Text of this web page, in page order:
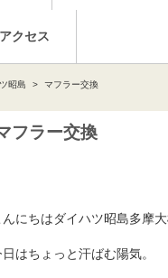
アクセス
昭島 マフラー交換
フラー交換
んにちはダイハツ昭島多摩大
はちょっと汗ばむ陽気。